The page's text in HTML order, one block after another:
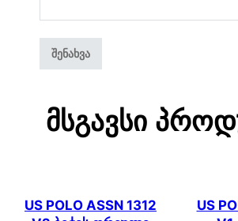
Მსგავსი
US POLO ASSN 1312
US